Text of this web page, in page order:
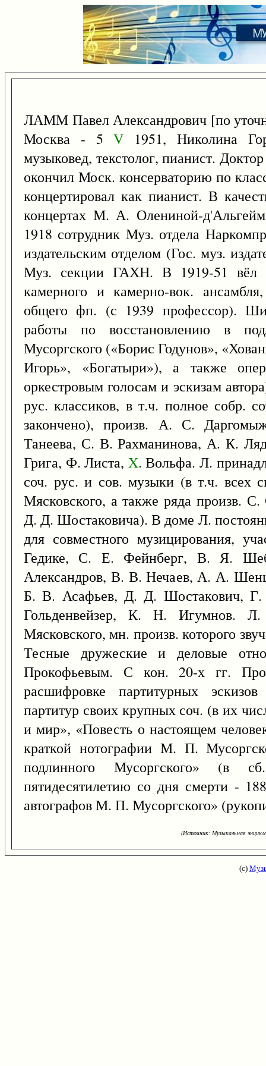
ЛАММ Павел Александрович [по
Москва - 5V 1951, Николина
музыковед, текстолог, пианист.
окончил Моск. консерваторию по
концертировал как пианист. В
концертах М. А. Олениной-д'
1918 сотрудник Муз. отдела
издательским отделом (Гос. муз.
Муз. секции ГАХН. В 1919-51 вёл
камерного и камерно-вок.
общего фп. (с 1939 профессор).
работы по восстановлению в
Мусоргского («Борис Годунов»,
Игорь», «Богатыри»), а также
оркестровым голосам и эскизам
рус. классиков, в т.ч. полное собр.
закончено), произв. А. С.
Танеева, С. В. Рахманинова, А. К.
Грига, Ф. Листа, X. Вольфа. Л.
соч. рус. и сов. музыки (в т.ч.
Мясковского, а также ряда произв.
Д. Д. Шостаковича). В доме Л.
для совместного музицирования,
Гедике, С. Е. Фейнберг, В. Я.
Александров, В. В. Нечаев, А. А.
Б. В. Асафьев, Д. Д. Шостакович,
Гольденвейзер, К. Н. Игумнов.
Мясковского, мн. произв. которого
Тесные дружеские и деловые
Прокофьевым. С кон. 20-х гг.
расшифровке партитурных
партитур своих крупных соч. (в их
и мир», «Повесть о настоящем
краткой нотографии М. П.
подлинного Мусоргского»
пятидесятилетию со дня смерти -
автографов М. П. Мусоргского»
(Источник: Музыкальная
(с)